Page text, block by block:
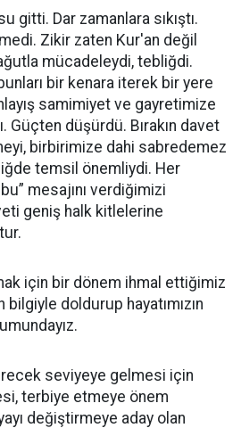
gitti. Dar zamanlara sıkıştı.
Zikir zaten Kur'an değil
mücadeleydi, tebliğdi.
bir kenara iterek bir yere
samimiyet ve gayretimize
Güçten düşürdü. Bırakın davet
birbirimize dahi sabredemez
temsil önemliydi. Her
mesajını verdiğimizi
geniş halk kitlelerine
için bir dönem ihmal ettiğimiz
bilgiyle doldurup hayatımızın
seviyeye gelmesi için
terbiye etmeye önem
değiştirmeye aday olan